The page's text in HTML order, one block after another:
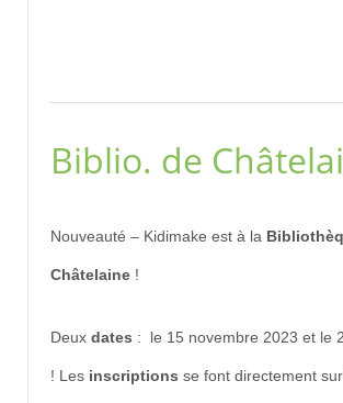
Biblio. de
Nouveauté – Kidimake est à la
Châtelaine !
Deux dates : le 15 novembre 2023 et le
! Les inscriptions se font directement